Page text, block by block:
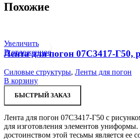
Похожие
Увеличить
В отложенное
Лента для погон 07С3417-Г50,
Силовые структуры, Ленты для погон
В корзину
БЫСТРЫЙ ЗАКАЗ
Лента для погон 07С3417-Г50 с
для изготовления элементов
достоинством этой тесьмы является ее